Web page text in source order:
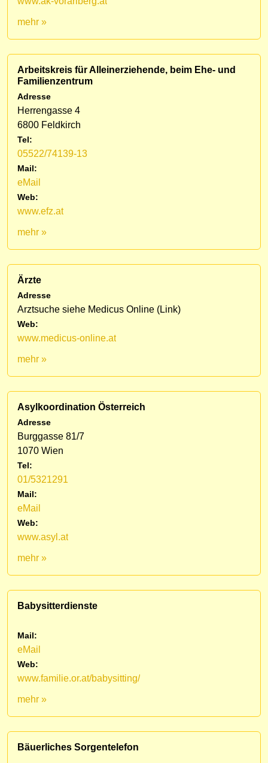
mehr »
Arbeitskreis für Alleinerziehende, beim Ehe- und
Familienzentrum
Adresse
Herrengasse 4
6800 Feldkirch
Tel:
05522/74139-13
Mail:
eMail
Web:
www.efz.at
mehr »
Ärzte
Adresse
Arztsuche siehe Medicus Online (Link)
Web:
www.medicus-online.at
mehr »
Asylkoordination Österreich
Adresse
Burggasse 81/7
1070 Wien
Tel:
01/5321291
Mail:
eMail
Web:
www.asyl.at
mehr »
Babysitterdienste
Mail:
eMail
Web:
www.familie.or.at/babysitting/
mehr »
Bäuerliches Sorgentelefon